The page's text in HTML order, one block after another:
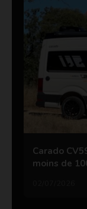
Carado
moins de